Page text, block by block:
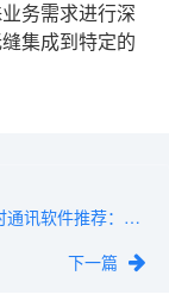
务需求进行深
集成到特定的
企业内部即时通讯软件推荐：替代微信办公的高效工具
下一篇